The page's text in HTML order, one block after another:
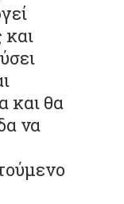
και
και θα
να